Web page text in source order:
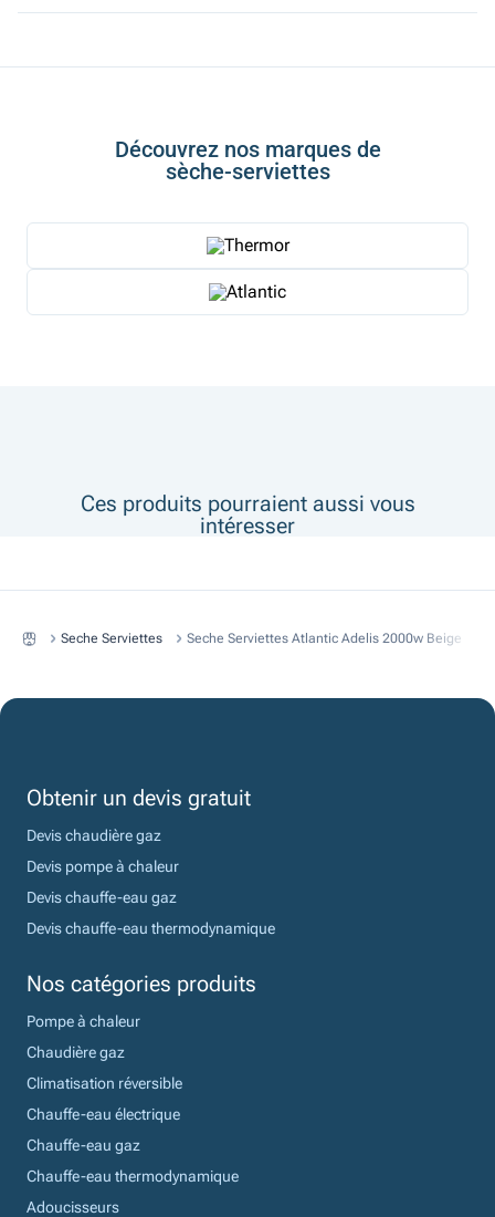
Découvrez nos marques de
sèche-serviettes
Ces produits pourraient aussi vous
intéresser
Seche Serviettes Seche Serviettes Atlantic Adelis 2000w Beige
Obtenir un devis gratuit
Devis chaudière gaz
Devis pompe à chaleur
Devis chauffe-eau gaz
Devis chauffe-eau thermodynamique
Nos catégories produits
Pompe à chaleur
Chaudière gaz
Climatisation réversible
Chauffe-eau électrique
Chauffe-eau gaz
Chauffe-eau thermodynamique
Adoucisseurs